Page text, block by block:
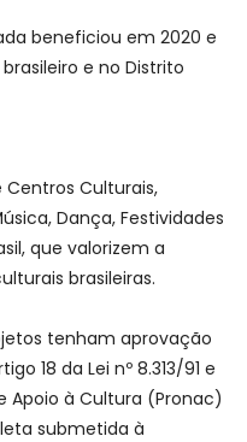
beneficiou em 2020 e
e no Distrito
Centros Culturais,
Dança, Festividades
que valorizem a
brasileiras.
tenham aprovação
18 da Lei nº 8.313/91 e
Apoio à Cultura (Pronac)
submetida à